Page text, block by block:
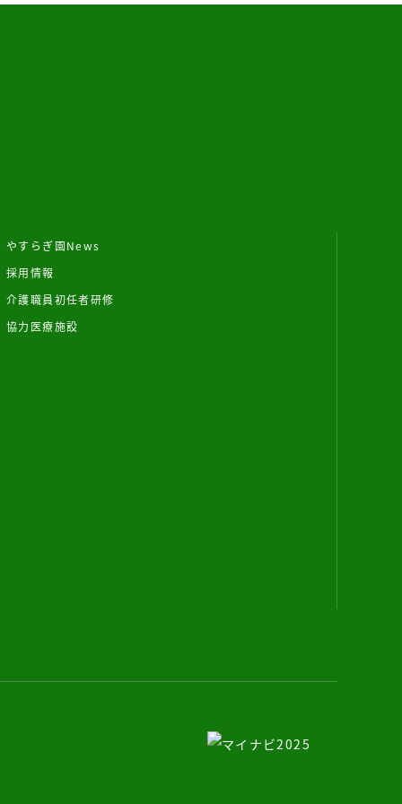
やすらぎ園News
採用情報
介護職員初任者研修
協力医療施設